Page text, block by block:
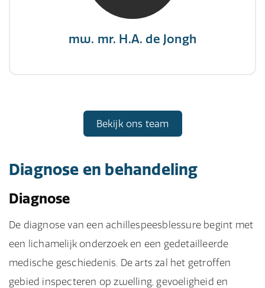
mw. mr. H.A. de Jongh
Bekijk ons team
Diagnose en behandeling
Diagnose
De diagnose van een achillespeesblessure begint met
een lichamelijk onderzoek en een gedetailleerde
medische geschiedenis. De arts zal het getroffen
gebied inspecteren op zwelling, gevoeligheid en